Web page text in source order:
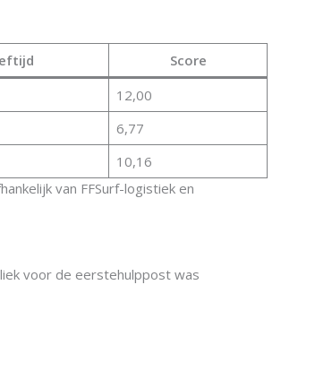
Score
12,00
6,77
10,16
van FFSurf-logistiek en
voor de eerstehulppost was